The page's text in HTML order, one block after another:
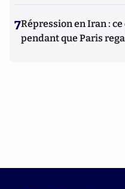
7Répression en Iran :
pendant que Paris